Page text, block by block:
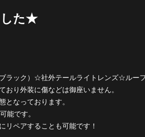
した★
ラック）☆社外テールライトレンズ☆ルー
おり外装に傷などは御座いません。
となっております。
能です。
リペアすることも可能です！